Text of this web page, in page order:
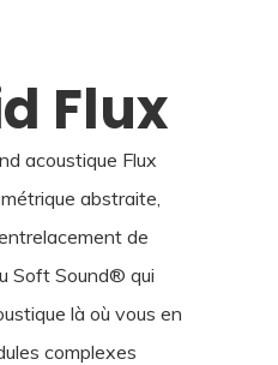
Flux
acoustique Flux
abstraite,
de
Soft Sound® qui
là où vous en
complexes